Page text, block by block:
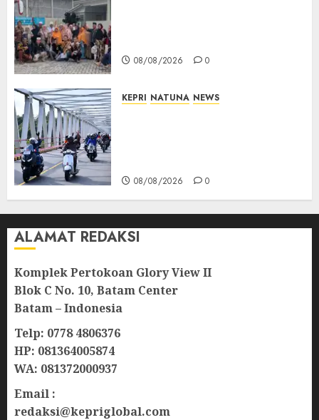
08/08/2026 0
KEPRI NATUNA NEWS
08/08/2026 0
ALAMAT REDAKSI
Komplek Pertokoan Glory View II
Blok C No. 10, Batam Center
Batam – Indonesia
Telp: 0778 4806376
HP: 081364005874
WA: 081372000937
Email :
redaksi@kepriglobal.com